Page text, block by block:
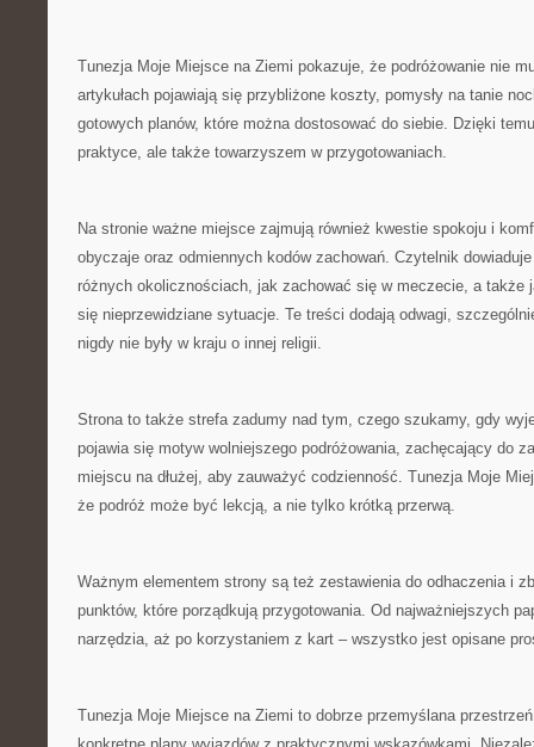
Tunezja Moje Miejsce na Ziemi pokazuje, że podróżowanie nie
artykułach pojawiają się przybliżone koszty, pomysły na tanie
gotowych planów, które można dostosować do siebie. Dzięki
praktyce, ale także towarzyszem w przygotowaniach.
Na stronie ważne miejsce zajmują również kwestie spokoju i
obyczaje oraz odmiennych kodów zachowań. Czytelnik
różnych okolicznościach, jak zachować się w meczecie, a także
się nieprzewidziane sytuacje. Te treści dodają odwagi,
nigdy nie były w kraju o innej religii.
Strona to także strefa zadumy nad tym, czego szukamy, gdy
pojawia się motyw wolniejszego podróżowania, zachęcający do
miejscu na dłużej, aby zauważyć codzienność. Tunezja Moje
że podróż może być lekcją, a nie tylko krótką przerwą.
Ważnym elementem strony są też zestawienia do odhaczenia i
punktów, które porządkują przygotowania. Od najważniejszych
narzędzia, aż po korzystaniem z kart – wszystko jest opisane
Tunezja Moje Miejsce na Ziemi to dobrze przemyślana